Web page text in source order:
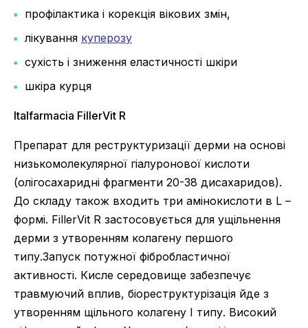
профілактика і корекція вікових змін,
лікування куперозу
сухість і зниження еластичності шкіри
шкіра курця
Italfarmacia FillerVit R
Препарат для реструктуризації дерми на основі
низькомолекулярної гіалуронової кислоти
(олігосахаридні фрагменти 20-38 дисахаридов).
До складу також входить три амінокислоти в L –
формі. FillerVit R застосовується для ущільнення
дерми з утворенням колагену першого
типу.Запуск потужної фібробластичної
активності. Кисле середовище забезпечує
травмуючий вплив, біореструктурізація йде з
утворенням щільного колагену I типу. Високий